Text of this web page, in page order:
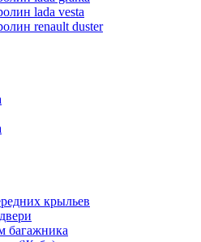
lada vesta
renault duster
крыльев
багажника